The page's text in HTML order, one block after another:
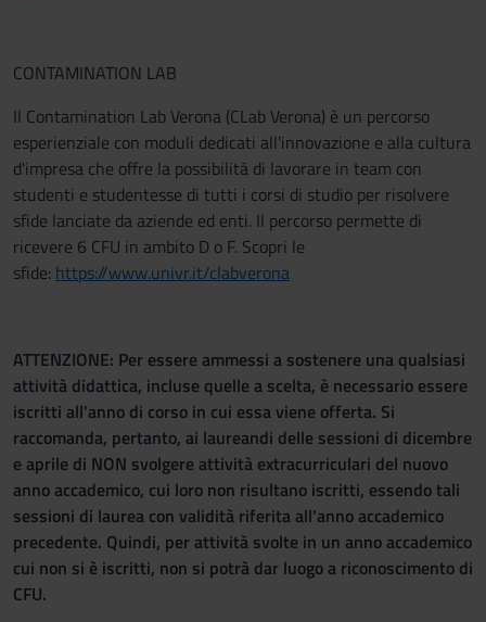
CONTAMINATION LAB
Il Contamination Lab Verona (CLab Verona) è un percorso
esperienziale con moduli dedicati all'innovazione e alla cultura
d'impresa che offre la possibilità di lavorare in team con
studenti e studentesse di tutti i corsi di studio per risolvere
sfide lanciate da aziende ed enti. Il percorso permette di
ricevere 6 CFU in ambito D o F. Scopri le
sfide: https://www.univr.it/clabverona
ATTENZIONE: Per essere ammessi a sostenere una qualsiasi
attività didattica, incluse quelle a scelta, è necessario essere
iscritti all'anno di corso in cui essa viene offerta. Si
raccomanda, pertanto, ai laureandi delle sessioni di dicembre
e aprile di NON svolgere attività extracurriculari del nuovo
anno accademico, cui loro non risultano iscritti, essendo tali
sessioni di laurea con validità riferita all'anno accademico
precedente. Quindi, per attività svolte in un anno accademico
cui non si è iscritti, non si potrà dar luogo a riconoscimento di
CFU.